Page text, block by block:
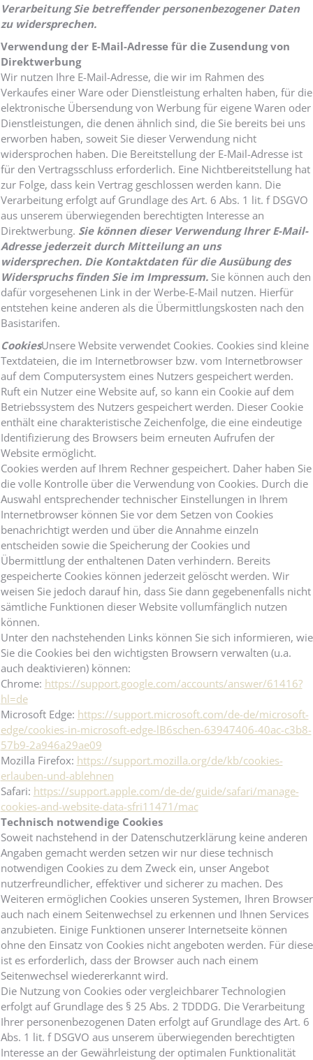
Verarbeitung Sie betreffender personenbezogener Daten
zu widersprechen.
Verwendung der E-Mail-Adresse für die Zusendung von
Direktwerbung
Wir nutzen Ihre E-Mail-Adresse, die wir im Rahmen des
Verkaufes einer Ware oder Dienstleistung erhalten haben, für die
elektronische Übersendung von Werbung für eigene Waren oder
Dienstleistungen, die denen ähnlich sind, die Sie bereits bei uns
erworben haben, soweit Sie dieser Verwendung nicht
widersprochen haben. Die Bereitstellung der E-Mail-Adresse ist
für den Vertragsschluss erforderlich. Eine Nichtbereitstellung hat
zur Folge, dass kein Vertrag geschlossen werden kann. Die
Verarbeitung erfolgt auf Grundlage des Art. 6 Abs. 1 lit. f DSGVO
aus unserem überwiegenden berechtigten Interesse an
Direktwerbung. Sie können dieser Verwendung Ihrer E-Mail-
Adresse jederzeit durch Mitteilung an uns
widersprechen. Die Kontaktdaten für die Ausübung des
Widerspruchs finden Sie im Impressum.Sie können auch den
dafür vorgesehenen Link in der Werbe-E-Mail nutzen. Hierfür
entstehen keine anderen als die Übermittlungskosten nach den
Basistarifen.
CookiesUnsere Website verwendet Cookies. Cookies sind kleine
Textdateien, die im Internetbrowser bzw. vom Internetbrowser
auf dem Computersystem eines Nutzers gespeichert werden.
Ruft ein Nutzer eine Website auf, so kann ein Cookie auf dem
Betriebssystem des Nutzers gespeichert werden. Dieser Cookie
enthält eine charakteristische Zeichenfolge, die eine eindeutige
Identifizierung des Browsers beim erneuten Aufrufen der
Website ermöglicht.
Cookies werden auf Ihrem Rechner gespeichert. Daher haben Sie
die volle Kontrolle über die Verwendung von Cookies. Durch die
Auswahl entsprechender technischer Einstellungen in Ihrem
Internetbrowser können Sie vor dem Setzen von Cookies
benachrichtigt werden und über die Annahme einzeln
entscheiden sowie die Speicherung der Cookies und
Übermittlung der enthaltenen Daten verhindern. Bereits
gespeicherte Cookies können jederzeit gelöscht werden. Wir
weisen Sie jedoch darauf hin, dass Sie dann gegebenenfalls nicht
sämtliche Funktionen dieser Website vollumfänglich nutzen
können.
Unter den nachstehenden Links können Sie sich informieren, wie
Sie die Cookies bei den wichtigsten Browsern verwalten (u.a.
auch deaktivieren) können:
Chrome: https://support.google.com/accounts/answer/61416?
hl=de
Microsoft Edge: https://support.microsoft.com/de-de/microsoft-
edge/cookies-in-microsoft-edge-lB6schen-63947406-40ac-c3b8-
57b9-2a946a29ae09
Mozilla Firefox: https://support.mozilla.org/de/kb/cookies-
erlauben-und-ablehnen
Safari: https://support.apple.com/de-de/guide/safari/manage-
cookies-and-website-data-sfri11471/mac
Technisch notwendige Cookies
Soweit nachstehend in der Datenschutzerklärung keine anderen
Angaben gemacht werden setzen wir nur diese technisch
notwendigen Cookies zu dem Zweck ein, unser Angebot
nutzerfreundlicher, effektiver und sicherer zu machen. Des
Weiteren ermöglichen Cookies unseren Systemen, Ihren Browser
auch nach einem Seitenwechsel zu erkennen und Ihnen Services
anzubieten. Einige Funktionen unserer Internetseite können
ohne den Einsatz von Cookies nicht angeboten werden. Für diese
ist es erforderlich, dass der Browser auch nach einem
Seitenwechsel wiedererkannt wird.
Die Nutzung von Cookies oder vergleichbarer Technologien
erfolgt auf Grundlage des § 25 Abs. 2 TDDDG. Die Verarbeitung
Ihrer personenbezogenen Daten erfolgt auf Grundlage des Art. 6
Abs. 1 lit. f DSGVO aus unserem überwiegenden berechtigten
Interesse an der Gewährleistung der optimalen Funktionalität